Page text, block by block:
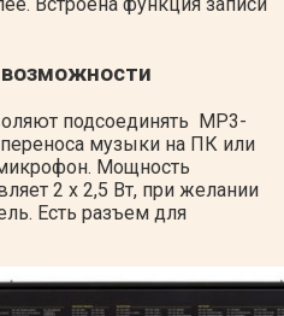
подсоединять MP3-
музыки на ПК или
Мощность
2 x 2,5 Вт, при желании
Есть разъем для